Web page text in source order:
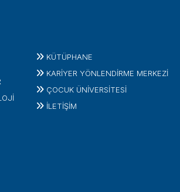
KÜTÜPHANE
KARİYER YÖNLENDİRME MERKEZİ
ÇOCUK ÜNIVERSITESI
İLETIŞIM